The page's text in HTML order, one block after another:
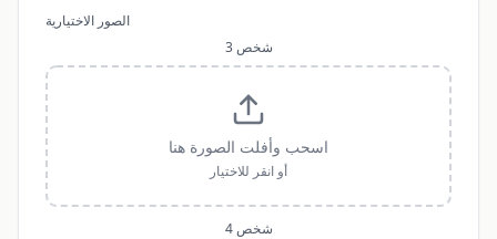
الصور الاختيارية
شخص 3
اسحب وأفلت الصورة هنا
أو انقر للاختيار
شخص 4